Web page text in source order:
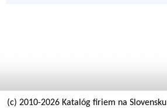
(c) 2010-2026 Katalóg firiem na Slovensku